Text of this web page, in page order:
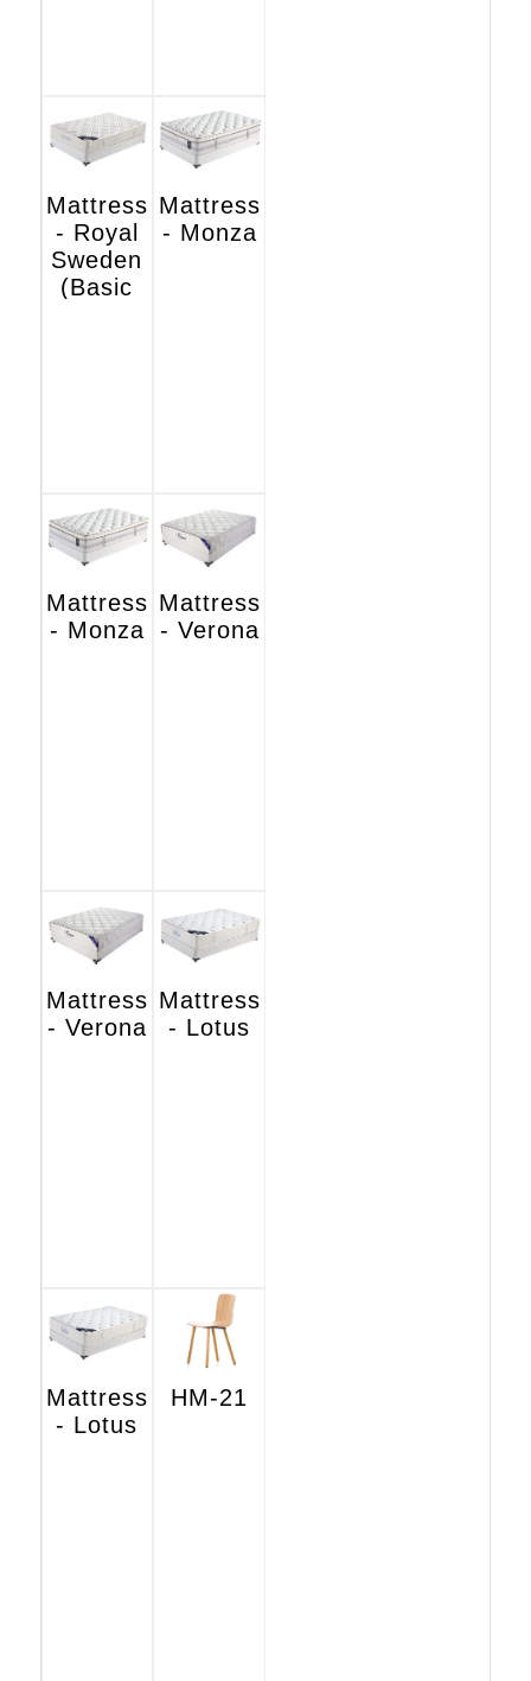
Mattress
- Royal
Sweden
(Basic
Mattress
- Monza
Mattress
- Monza
Mattress
- Verona
Mattress
- Verona
Mattress
- Lotus
Mattress
- Lotus
HM-21